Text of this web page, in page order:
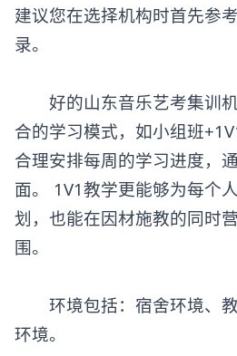
建议您在选择机构时首先参
录。
好的山东音乐艺考集训机
合的学习模式，如小组班
合理安排每周的学习进度，
面。 1V1教学更能够为每个
划，也能在因材施教的同时
围。
环境包括：宿舍环境、教
环境。